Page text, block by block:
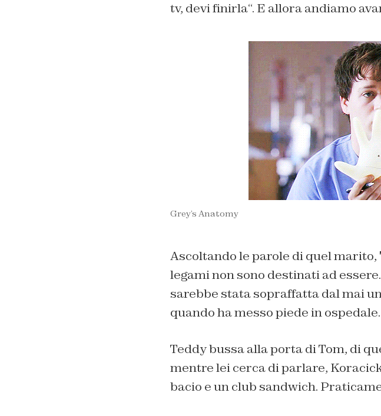
tv, devi finirla“. E allora andiamo
Grey’s Anatomy
Ascoltando le parole di quel marito,
legami non sono destinati ad
sarebbe stata sopraffatta dal mai
quando ha messo piede in ospedale.
Teddy bussa alla porta di Tom, di
mentre lei cerca di parlare,
bacio e un club sandwich.